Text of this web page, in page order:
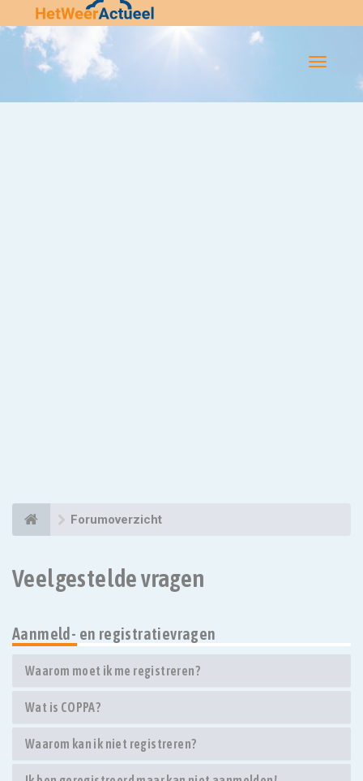
Flip-
Forumoverzicht
Veelgestelde vragen
Aanmeld- en registratievragen
Waarom moet ik me registreren?
Wat is COPPA?
Waarom kan ik niet registreren?